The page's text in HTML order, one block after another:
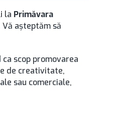
la Primăvara
Vă aşteptăm să
scop promovarea
de creativitate,
sau comerciale,